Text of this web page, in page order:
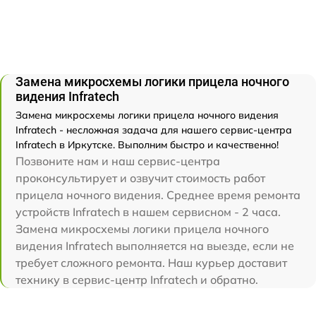
Замена микросхемы логики прицела ночного
видения Infratech
Замена микросхемы логики прицела ночного видения
Infratech - несложная задача для нашего сервис-центра
Infratech в Иркутске. Выполним быстро и качественно!
Позвоните нам и наш сервис-центра
проконсультирует и озвучит стоимость работ
прицела ночного видения. Среднее время ремонта
устройств Infratech в нашем сервисном - 2 часа.
Замена микросхемы логики прицела ночного
видения Infratech выполняется на выезде, если не
требует сложного ремонта. Наш курьер доставит
технику в сервис-центр Infratech и обратно.